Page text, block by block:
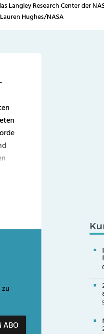
Langley Research Center der
Hughes/NASA
ABO